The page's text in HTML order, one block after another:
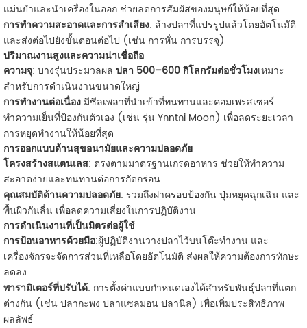
แม่นยำและนำเครื่องในออก ช่วยลดการสัมผัสของมนุษย์ให้น้อยที่สุด
การทำความสะอาดและการลำเลียง: ล้างปลาที่แปรรูปแล้วโดยอัตโนมัติ
และส่งต่อไปยังขั้นตอนต่อไป (เช่น การหั่น การบรรจุ)
ปริมาณงานสูงและความน่าเชื่อถือ
ความจุ: บางรุ่นประมวลผล ปลา 500–600 กิโลกรัมต่อชั่วโมงเหมาะ
สำหรับการดำเนินงานขนาดใหญ่
การทำงานต่อเนื่อง:มีซีลเพลาที่นำเข้าที่ทนทานและคอมเพรสเซอร์
ทำความเย็นที่ป้องกันตัวเอง (เช่น รุ่น Yกntกi Moon) เพื่อลดระยะเวลา
การหยุดทำงานให้น้อยที่สุด
การออกแบบด้านสุขอนามัยและความปลอดภัย
โครงสร้างสแตนเลส: ตรงตามมาตรฐานเกรดอาหาร ช่วยให้ทำความ
สะอาดง่ายและทนทานต่อการกัดกร่อน
คุณสมบัติด้านความปลอดภัย: รวมถึงฝาครอบป้องกัน ปุ่มหยุดฉุกเฉิน และ
พื้นผิวกันลื่น เพื่อลดความเสี่ยงในการปฏิบัติงาน
การดำเนินงานที่เป็นมิตรต่อผู้ใช้
การป้อนอาหารด้วยมือ:ผู้ปฏิบัติงานวางปลาไว้บนโต๊ะทำงาน และ
เครื่องจักรจะจัดการส่วนที่เหลือโดยอัตโนมัติ ส่งผลให้ความต้องการทักษะ
ลดลง
พารามิเตอร์ที่ปรับได้: การตั้งค่าแบบกำหนดเองได้สำหรับพันธุ์ปลาที่แตก
ต่างกัน (เช่น ปลากะพง ปลาแซลมอน ปลานิล) เพื่อเพิ่มประสิทธิภาพ
ผลลัพธ์